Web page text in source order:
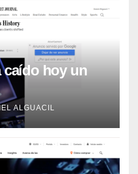
caído hoy un
ALGUACIL